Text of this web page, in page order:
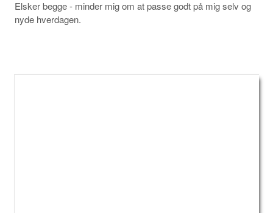
Elsker begge - minder mig om at passe godt på mig selv og
nyde hverdagen.